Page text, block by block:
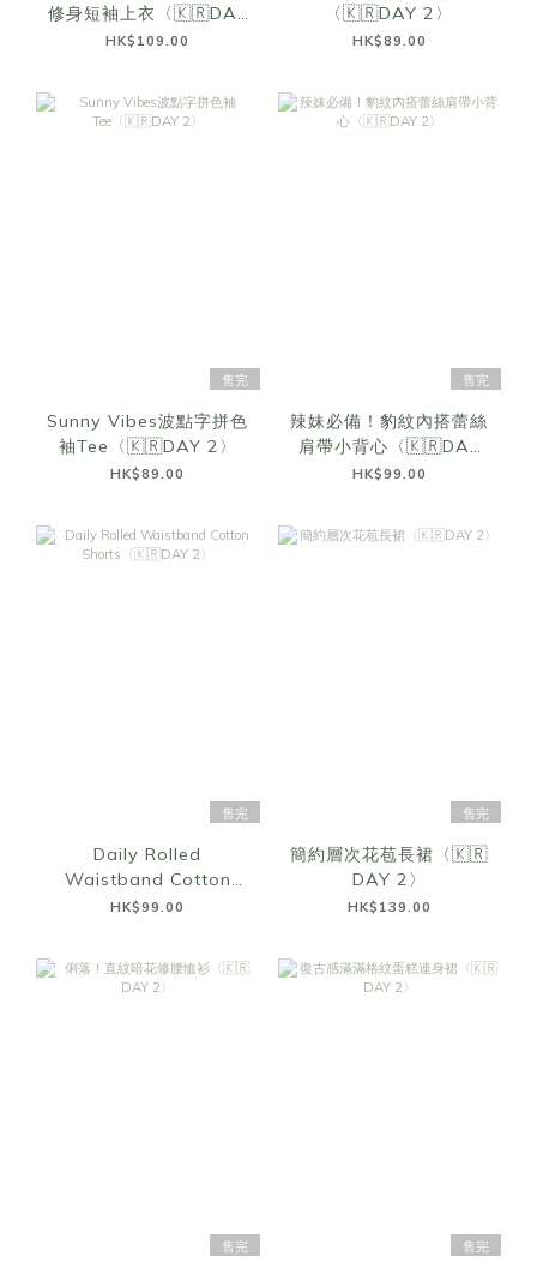
修身短袖上衣〈🇰🇷DAY
2〉
HK$109.00
〈🇰🇷DAY 2〉
HK$89.00
售完
Sunny Vibes波點字拼色
袖Tee〈🇰🇷DAY 2〉
HK$89.00
售完
辣妹必備！豹紋內搭蕾絲
肩帶小背心〈🇰🇷DAY
2〉
HK$99.00
售完
Daily Rolled
Waistband Cotton
Shorts〈🇰🇷DAY 2〉
HK$99.00
售完
簡約層次花苞長裙〈🇰🇷
DAY 2〉
HK$139.00
售完 售完